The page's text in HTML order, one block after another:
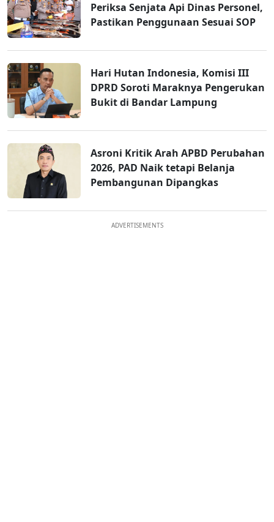
Periksa Senjata Api Dinas Personel,
Pastikan Penggunaan Sesuai SOP
Hari Hutan Indonesia, Komisi III
DPRD Soroti Maraknya Pengerukan
Bukit di Bandar Lampung
Asroni Kritik Arah APBD Perubahan
2026, PAD Naik tetapi Belanja
Pembangunan Dipangkas
ADVERTISEMENTS